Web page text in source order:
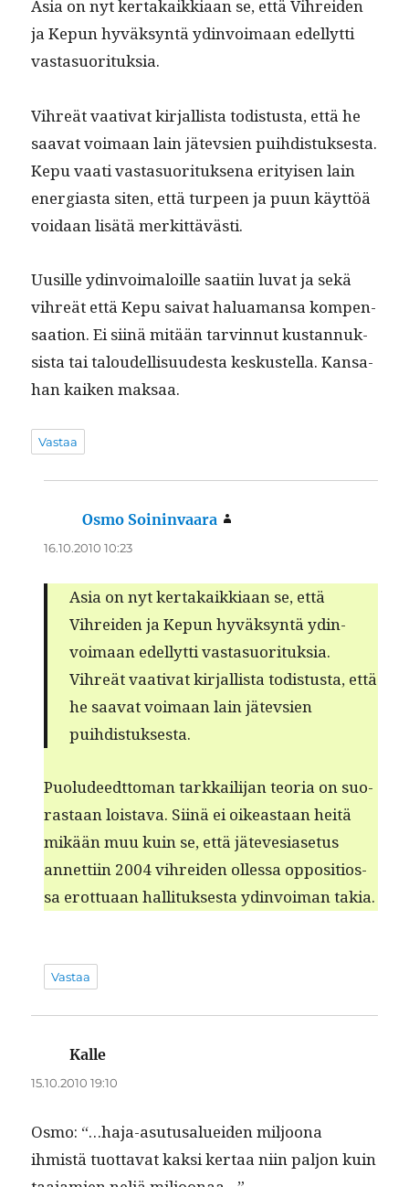
Asia on nyt ker­takaikki­aan se, että Vihrei­den
ja Kepun hyväksyn­tä ydin­voimaan edel­lyt­ti
vastasuorituksia.
Vihreät vaa­ti­vat kir­jal­lista todis­tus­ta, että he
saa­vat voimaan lain jätevsien pui­hdis­tuk­ses­ta.
Kepu vaati vas­ta­suorituk­se­na eri­tyisen lain
ener­gias­ta siten, että turpeen ja puun käyt­töä
voidaan lisätä merkittävästi.
Uusille ydin­voimaloille saati­in luvat ja sekä
vihreät että Kepu sai­vat halu­a­mansa kom­pen­
saa­tion. Ei siinä mitään tarvin­nut kus­tan­nuk­
sista tai taloudel­lisu­ud­es­ta keskustel­la. Kansa­
han kaiken maksaa.
Vastaa
Osmo Soininvaara
16.10.2010 10:23
Asia on nyt ker­takaikki­aan se, että
Vihrei­den ja Kepun hyväksyn­tä ydin­
voimaan edel­lyt­ti vastasuorituksia.
Vihreät vaa­ti­vat kir­jal­lista todis­tus­ta, että
he saa­vat voimaan lain jätevsien
puihdistuksesta.
Puoludeedt­toman tarkkail­i­jan teo­ria on suo­
ras­taan lois­ta­va. Siinä ei oikeas­t­aan heitä
mikään muu kuin se, että jätevesi­ase­tus
annet­ti­in 2004 vihrei­den ollessa oppo­si­tios­
sa erot­tuaan hal­li­tuk­ses­ta ydin­voiman takia.
Vastaa
Kalle
15.10.2010 19:10
Osmo: “…haja-asu­tusaluei­den miljoona
ihmistä tuot­ta­vat kak­si ker­taa niin paljon kuin